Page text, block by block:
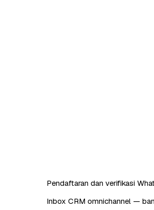
Pendaftaran dan verifikasi
Inbox CRM omnichannel —